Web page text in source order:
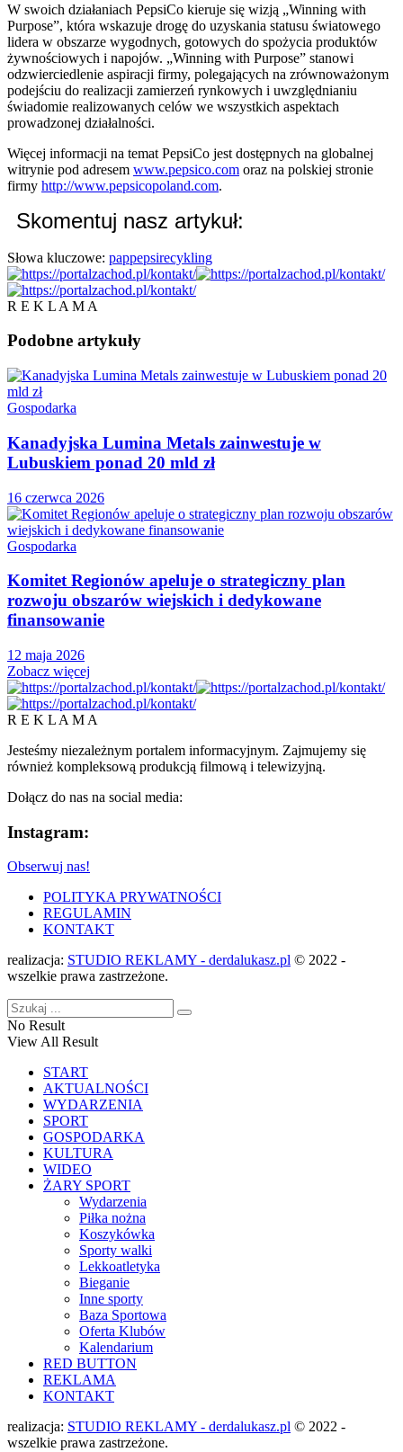
W swoich działaniach PepsiCo kieruje się wizją „Winning with
Purpose”, która wskazuje drogę do uzyskania statusu światowego
lidera w obszarze wygodnych, gotowych do spożycia produktów
żywnościowych i napojów. „Winning with Purpose” stanowi
odzwierciedlenie aspiracji firmy, polegających na zrównoważonym
podejściu do realizacji zamierzeń rynkowych i uwzględnianiu
świadomie realizowanych celów we wszystkich aspektach
prowadzonej działalności.
Więcej informacji na temat PepsiCo jest dostępnych na globalnej
witrynie pod adresem www.pepsico.com oraz na polskiej stronie
firmy http://www.pepsicopoland.com.
Skomentuj nasz artykuł:
Słowa kluczowe: pappepsirecykling
R E K L A M A
Podobne artykuły
Gospodarka
Kanadyjska Lumina Metals zainwestuje w
Lubuskiem ponad 20 mld zł
16 czerwca 2026
Gospodarka
Komitet Regionów apeluje o strategiczny plan
rozwoju obszarów wiejskich i dedykowane
finansowanie
12 maja 2026
Zobacz więcej
R E K L A M A
Jesteśmy niezależnym portalem informacyjnym. Zajmujemy się
również kompleksową produkcją filmową i telewizyjną.
Dołącz do nas na social media:
Instagram:
Obserwuj nas!
POLITYKA PRYWATNOŚCI
REGULAMIN
KONTAKT
realizacja: STUDIO REKLAMY - derdalukasz.pl © 2022 -
wszelkie prawa zastrzeżone.
No Result
View All Result
START
AKTUALNOŚCI
WYDARZENIA
SPORT
GOSPODARKA
KULTURA
WIDEO
ŻARY SPORT
Wydarzenia
Piłka nożna
Koszykówka
Sporty walki
Lekkoatletyka
Bieganie
Inne sporty
Baza Sportowa
Oferta Klubów
Kalendarium
RED BUTTON
REKLAMA
KONTAKT
realizacja: STUDIO REKLAMY - derdalukasz.pl © 2022 -
wszelkie prawa zastrzeżone.